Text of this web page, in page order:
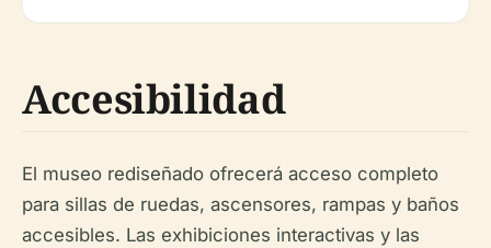
Accesibilidad
El museo rediseñado ofrecerá acceso completo
para sillas de ruedas, ascensores, rampas y baños
accesibles. Las exhibiciones interactivas y las